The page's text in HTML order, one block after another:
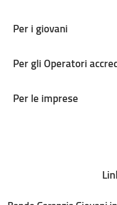
Per i giovani
Per gli Operatori
Per le imprese